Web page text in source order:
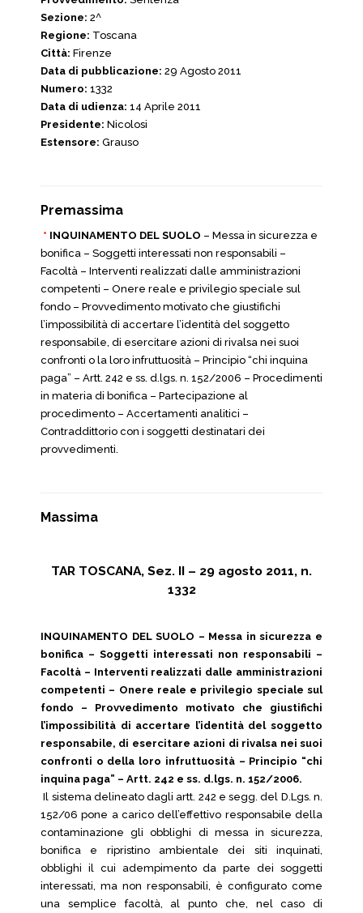
Sezione: 2^
Regione: Toscana
Città: Firenze
Data di pubblicazione: 29 Agosto 2011
Numero: 1332
Data di udienza: 14 Aprile 2011
Presidente: Nicolosi
Estensore: Grauso
Premassima
* INQUINAMENTO DEL SUOLO – Messa in sicurezza e
bonifica – Soggetti interessati non responsabili –
Facoltà – Interventi realizzati dalle amministrazioni
competenti – Onere reale e privilegio speciale sul
fondo – Provvedimento motivato che giustifichi
l’impossibilità di accertare l’identità del soggetto
responsabile, di esercitare azioni di rivalsa nei suoi
confronti o la loro infruttuosità – Principio “chi inquina
paga” – Artt. 242 e ss. d.lgs. n. 152/2006 – Procedimenti
in materia di bonifica – Partecipazione al
procedimento – Accertamenti analitici –
Contraddittorio con i soggetti destinatari dei
provvedimenti.
Massima
TAR TOSCANA, Sez. II – 29 agosto 2011, n.
1332
INQUINAMENTO DEL SUOLO – Messa in sicurezza e
bonifica – Soggetti interessati non responsabili –
Facoltà – Interventi realizzati dalle amministrazioni
competenti – Onere reale e privilegio speciale sul
fondo – Provvedimento motivato che giustifichi
l’impossibilità di accertare l’identità del soggetto
responsabile, di esercitare azioni di rivalsa nei suoi
confronti o della loro infruttuosità – Principio “chi
inquina paga” – Artt. 242 e ss. d.lgs. n. 152/2006.
Il sistema delineato dagli artt. 242 e segg. del D.Lgs. n.
152/06 pone a carico dell’effettivo responsabile della
contaminazione gli obblighi di messa in sicurezza,
bonifica e ripristino ambientale dei siti inquinati,
obblighi il cui adempimento da parte dei soggetti
interessati, ma non responsabili, è configurato come
una semplice facoltà, al punto che, nel caso di